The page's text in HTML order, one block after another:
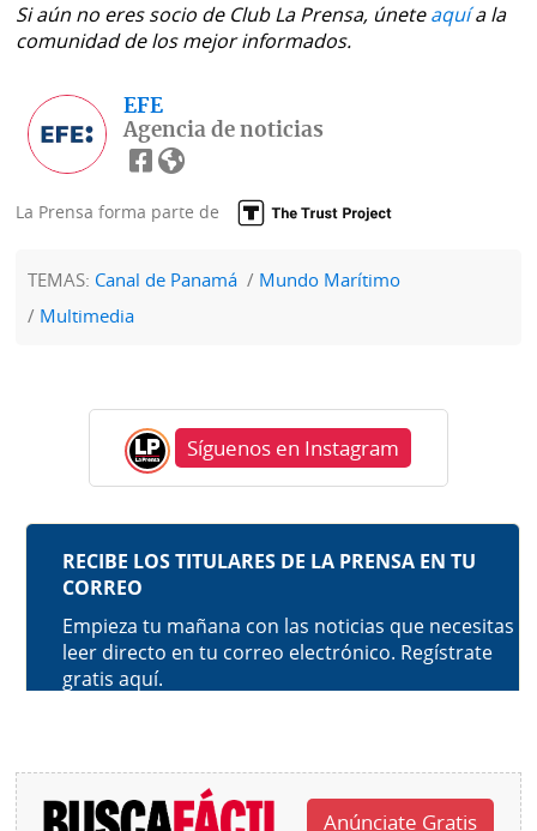
Si aún no eres socio de Club La Prensa, úneteaquía la
comunidad de los mejor informados.
EFE
Agencia de noticias
La Prensa forma parte de
TEMAS: Canal de Panamá
Mundo Marítimo
Multimedia
Síguenos en Instagram